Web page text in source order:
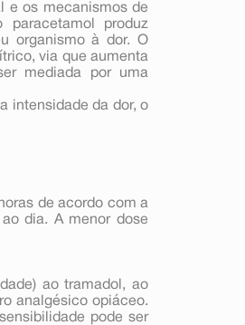
e os mecanismos de
produz
organismo à dor. O
via que aumenta
mediada por uma
intensidade da dor, o
de acordo com a
dia. A menor dose
ao tramadol, ao
analgésico opiáceo.
pode ser